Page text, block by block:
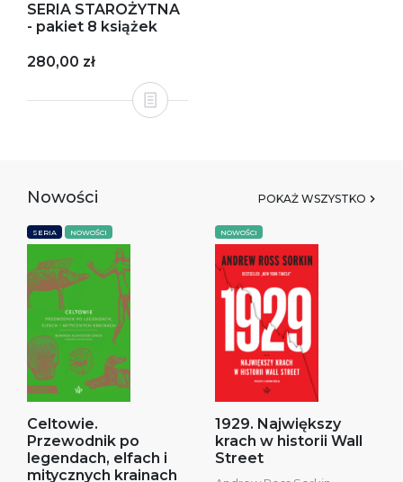
SERIA STAROŻYTNA
- pakiet 8 książek
280,00 zł
Nowości POKAŻ WSZYSTKO
SERIA NOWOŚCI
Celtowie.
Przewodnik po
legendach, elfach i
mitycznych krainach
NOWOŚCI
1929. Największy
krach w historii Wall
Street